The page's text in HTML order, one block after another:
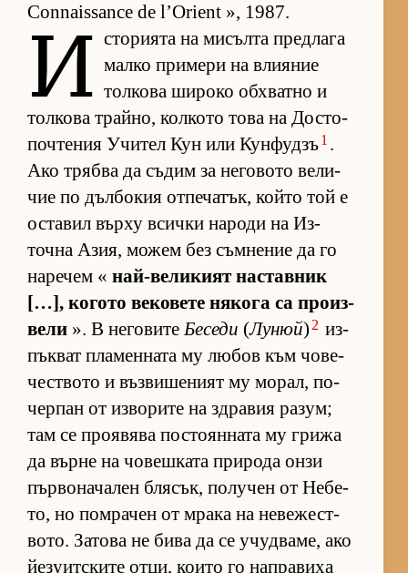
Connaissance de l’Orient », 1987.
И с­то­ри­ята на ми­сълта пред­лага
малко при­мери на вли­я­ние
тол­кова ши­роко об­х­ватно и
тол­кова трай­но, кол­кото това на Дос­то­
поч­те­ния Учи­тел Кун или Кун­фу­дзъ1 .
Ако трябва да съ­дим за не­го­вото ве­ли­
чие по дъл­бо­кия от­пе­ча­тък, който той е
ос­та­вил върху всички на­роди на Из­
точна Азия, мо­жем без съм­не­ние да го
на­ре­чем « най-ве­ли­кият нас­тав­ник
[…], ко­гото ве­ко­вете ня­кога са про­из­
вели ». В не­го­витеБеседи (Лунюй) 2 из­
пък­ват пла­мен­ната му лю­бов към чо­ве­
чес­т­вото и въз­ви­ше­ният му мо­рал, по­
чер­пан от из­во­рите на здра­вия ра­зум;
там се про­я­вява пос­то­ян­ната му грижа
да върне на чо­веш­ката при­рода онзи
пър­во­на­ча­лен бля­сък, по­лу­чен от Не­бе­
то, но пом­ра­чен от мрака на не­ве­жес­т­
во­то. За­това не бива да се учуд­ва­ме, ако
йе­зу­ит­с­ките от­ци, ко­ито го нап­ра­виха